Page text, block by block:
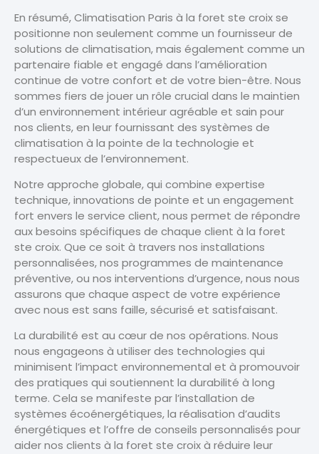
En résumé, Climatisation Paris à la foret ste croix se
positionne non seulement comme un fournisseur de
solutions de climatisation, mais également comme un
partenaire fiable et engagé dans l’amélioration
continue de votre confort et de votre bien-être. Nous
sommes fiers de jouer un rôle crucial dans le maintien
d’un environnement intérieur agréable et sain pour
nos clients, en leur fournissant des systèmes de
climatisation à la pointe de la technologie et
respectueux de l’environnement.
Notre approche globale, qui combine expertise
technique, innovations de pointe et un engagement
fort envers le service client, nous permet de répondre
aux besoins spécifiques de chaque client à la foret
ste croix. Que ce soit à travers nos installations
personnalisées, nos programmes de maintenance
préventive, ou nos interventions d’urgence, nous nous
assurons que chaque aspect de votre expérience
avec nous est sans faille, sécurisé et satisfaisant.
La durabilité est au cœur de nos opérations. Nous
nous engageons à utiliser des technologies qui
minimisent l’impact environnemental et à promouvoir
des pratiques qui soutiennent la durabilité à long
terme. Cela se manifeste par l’installation de
systèmes écoénergétiques, la réalisation d’audits
énergétiques et l’offre de conseils personnalisés pour
aider nos clients à la foret ste croix à réduire leur